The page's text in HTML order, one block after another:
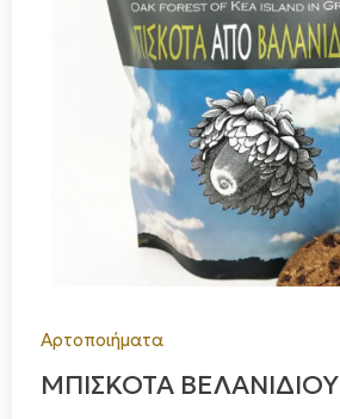
Αρτοποιήματα
ΜΠΙΣΚΟΤΑ ΒΕΛΑΝΙΔΙΟΥ